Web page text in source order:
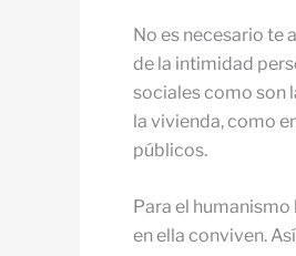
No es necesario te
de la intimidad
sociales como son
la vivienda, como
públicos.
Para el
en ella conviven.